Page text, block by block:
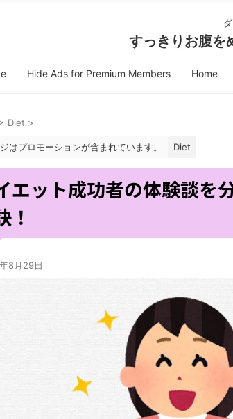
すっきりお腹を
Hide Ads for Premium Members Home
Diet >
はプロモーションが含まれています。 Diet
エット成功者の体験談を
！
8月29日